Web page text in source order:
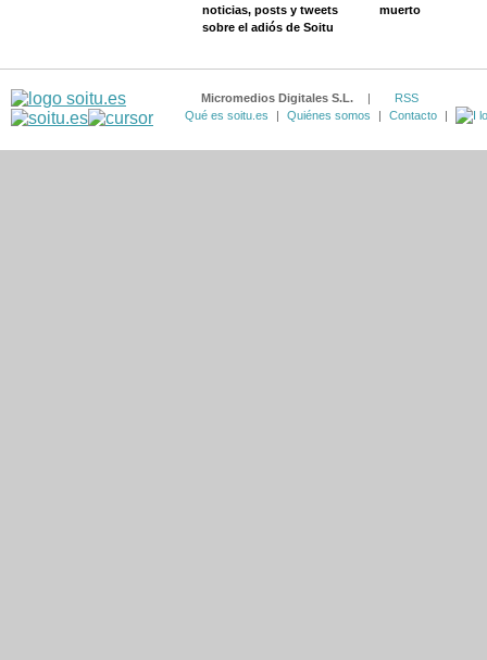
noticias, posts y tweets
sobre el adiós de Soitu
muerto
Micromedios Digitales S.L. |
RSS
Qué es soitu.es
| Quiénes somos | Contacto |